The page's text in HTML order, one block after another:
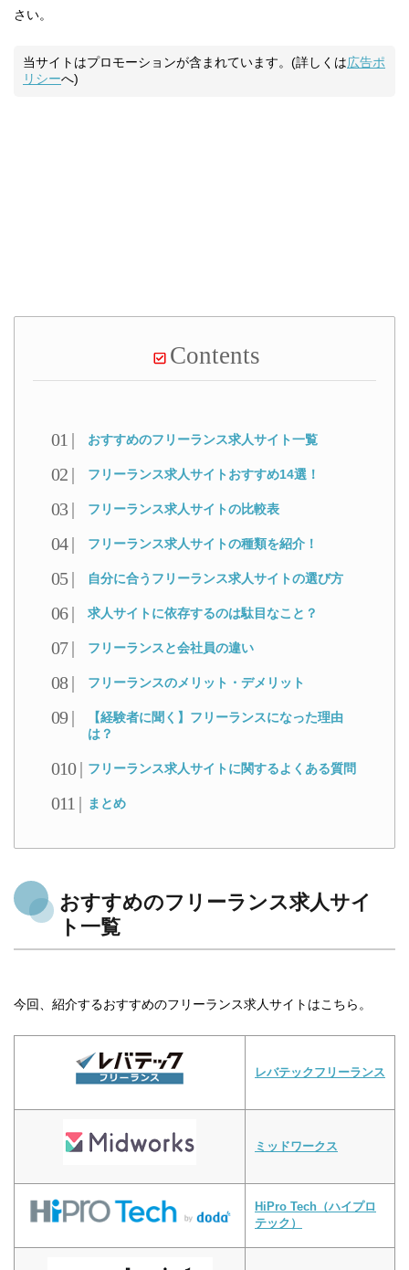
さい。
当サイトはプロモーションが含まれています。(詳しくは広告ポ
リシーへ)
Contents
おすすめのフリーランス求人サイト一覧
フリーランス求人サイトおすすめ14選！
フリーランス求人サイトの比較表
フリーランス求人サイトの種類を紹介！
自分に合うフリーランス求人サイトの選び方
求人サイトに依存するのは駄目なこと？
フリーランスと会社員の違い
フリーランスのメリット・デメリット
【経験者に聞く】フリーランスになった理由
は？
フリーランス求人サイトに関するよくある質問
まとめ
おすすめのフリーランス求人サイ
ト一覧
今回、紹介するおすすめのフリーランス求人サイトはこちら。
レバテックフリーランス
ミッドワークス
HiPro Tech（ハイプロ
テック）